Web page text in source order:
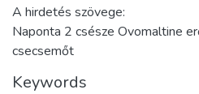
A hirdetés szövege:
Naponta 2 csésze Ovomaltine
csecsemőt
Keywords